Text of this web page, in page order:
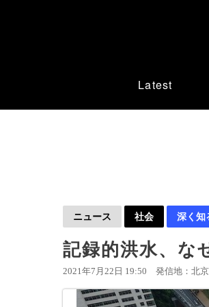
Latest
ニュース 社会 深く知
記録的洪水、な
2021年7月22日 19:50 発信地：北